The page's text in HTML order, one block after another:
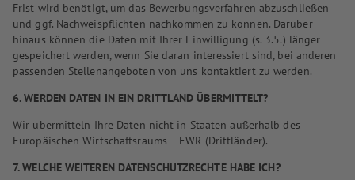
Frist wird benötigt, um das Bewerbungsverfahren abzuschließen
und ggf. Nachweispflichten nachkommen zu können. Darüber
hinaus können die Daten mit Ihrer Einwilligung (s. 3.5.) länger
gespeichert werden, wenn Sie daran interessiert sind, bei anderen
passenden Stellenangeboten von uns kontaktiert zu werden.
6. WERDEN DATEN IN EIN DRITTLAND ÜBERMITTELT?
Wir übermitteln Ihre Daten nicht in Staaten außerhalb des
Europäischen Wirtschaftsraums – EWR (Drittländer).
7. WELCHE WEITEREN DATENSCHUTZRECHTE HABE ICH?